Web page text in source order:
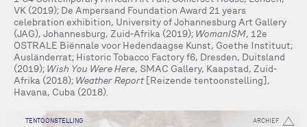
VK (2019); De Ampersand Foundation Award 21 years
celebration exhibition, University of Johannesburg Art Gallery
(JAG), Johannesburg, Zuid-Afrika (2019); WomanISM, 12e
OSTRALE Biënnale voor Hedendaagse Kunst, Goethe Instituut;
Ausländerrat; Historic Tobacco Factory f6, Dresden, Duitsland
(2019); Wish You Were Here, SMAC Gallery, Kaapstad, Zuid-
Afrika (2018); Weather Report[Reizende tentoonstelling],
Havana, Cuba (2018).
ARCHIEF
TENTOONSTELLING